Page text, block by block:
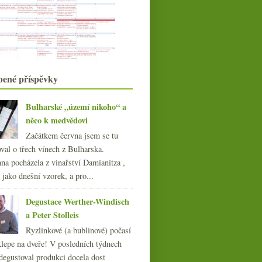
Velké nesířené
Champagne
Bezva Mencía z Bierza
Fino Spritz a pětkrát bio cidre od
Klimenta
Admura, osobitá piemontská hračka
Jak boduji vína
března(20)
února(19)
ledna (22)
(240)
(240)
(250)
(251)
(254)
(249)
(254)
(252)
(249)
(249)
(270)
příspěvky
Bulharské „území nikoho“ a
něco k medvědovi
Začátkem června jsem se tu
o třech vínech z Bulharska.
pocházela z vinařství Damianitza ,
jako dnešní vzorek, a pro...
Degustace Werther-Windisch
a Peter Stolleis
Ryzlinkové (a bublinové) počasí
na dveře! V posledních týdnech
produkci docela dost